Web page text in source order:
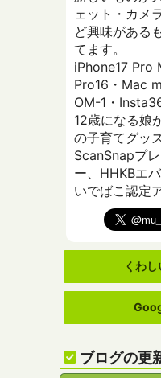
ェット・カメ
ど興味がある
てます。
iPhone17 Pro
Pro16・Mac
OM-1・
12歳になる娘
の子育てグッ
ScanSnapプ
ー、HHKBエ
いでばこ認定
くわ
ブログの更